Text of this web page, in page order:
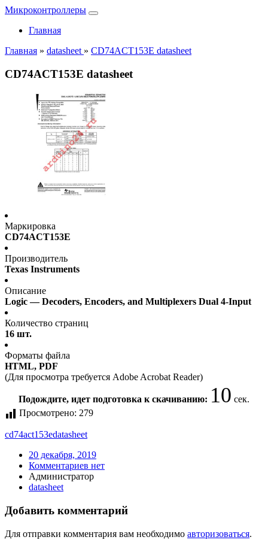
Микроконтроллеры
Главная
Главная » datasheet » CD74ACT153E datasheet
CD74ACT153E datasheet
Маркировка
CD74ACT153E
Производитель
Texas Instruments
Описание
Logic — Decoders, Encoders, and Multiplexers Dual 4-Input
Количество страниц
16 шт.
Форматы файла
HTML, PDF
(Для просмотра требуется Adobe Acrobat Reader)
Подождите, идет подготовка к скачиванию: 10 сек.
Просмотрено: 279
cd74act153edatasheet
20 декабря, 2019
Комментариев нет
Администратор
datasheet
Добавить комментарий
Для отправки комментария вам необходимо авторизоваться.